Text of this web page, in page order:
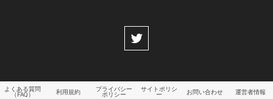
よくある質問
（FAQ）
利用規約
プライバシー
ポリシー
サイトポリシ
ー
お問い合わせ 運営者情報